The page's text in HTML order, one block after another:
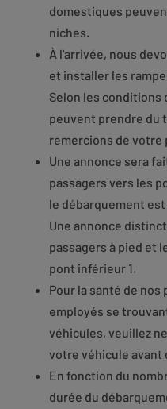
domestiques
niches.
À l'arrivée, nous
et installer les
Selon les conditions
peuvent prendre du
remercions de votre
Une annonce sera
passagers vers les
le débarquement
Une annonce
passagers à pied et
pont inférieur 1.
Pour la santé de nos
employés se
véhicules, veuillez
votre véhicule avant
En fonction du
durée du